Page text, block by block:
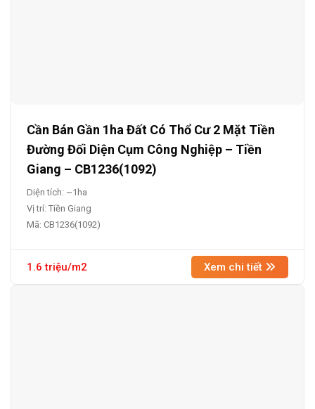
Cần Bán Gần 1ha Đất Có Thổ Cư 2 Mặt Tiền
Đường Đối Diện Cụm Công Nghiệp – Tiền
Giang – CB1236(1092)
Diện tích: ~1ha
Vị trí: Tiền Giang
Mã: CB1236(1092)
1.6 triệu/m2 Xem chi tiết